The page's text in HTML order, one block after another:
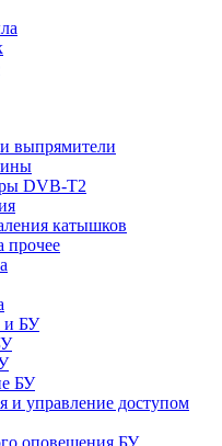
выпрямители
DVB-T2
катышков
прочее
и БУ
БУ
и управление доступом
оповещения БУ